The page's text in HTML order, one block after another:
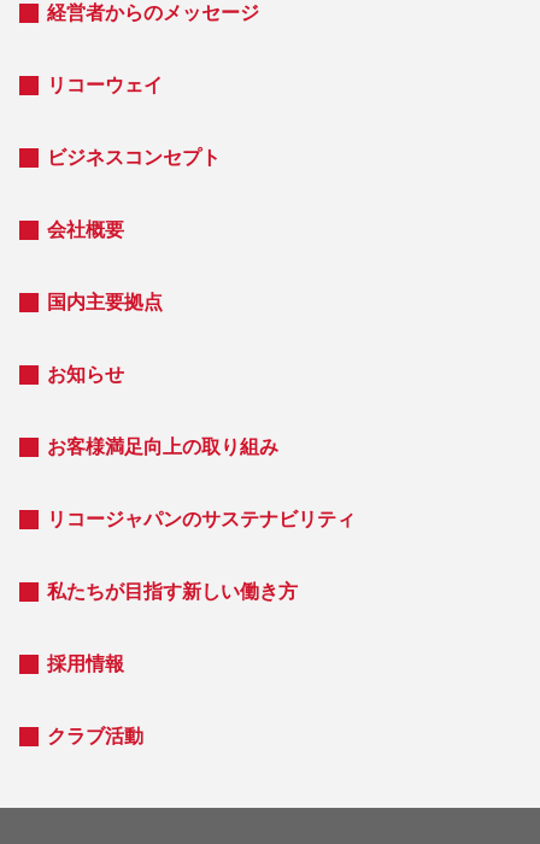
経営者からのメッセージ
リコーウェイ
ビジネスコンセプト
会社概要
国内主要拠点
お知らせ
お客様満足向上の取り組み
リコージャパンのサステナビリティ
私たちが目指す新しい働き方
採用情報
クラブ活動